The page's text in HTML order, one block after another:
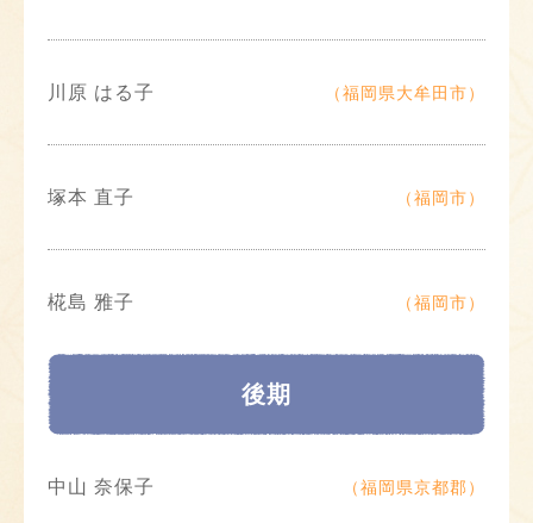
川原 はる子 （福岡県大牟田市）
塚本 直子 （福岡市）
椛島 雅子 （福岡市）
後期
中山 奈保子 （福岡県京都郡）